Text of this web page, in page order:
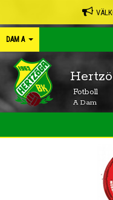
DAM A
Fotboll
A Dam